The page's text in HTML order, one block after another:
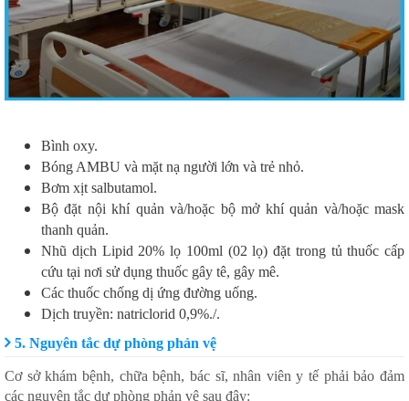
Bình oxy.
Bóng AMBU và mặt nạ người lớn và trẻ nhỏ.
Bơm xịt salbutamol.
Bộ đặt nội khí quản và/hoặc bộ mở khí quản và/hoặc mask
thanh quản.
Nhũ dịch Lipid 20% lọ 100ml (02 lọ) đặt trong tủ thuốc cấp
cứu tại nơi sử dụng thuốc gây tê, gây mê.
Các thuốc chống dị ứng đường uống.
Dịch truyền: natriclorid 0,9%./.
5. Nguyên tắc dự phòng phản vệ
Cơ sở khám bệnh, chữa bệnh, bác sĩ, nhân viên y tế phải bảo đảm
các nguyên tắc dự phòng phản vệ sau đây: